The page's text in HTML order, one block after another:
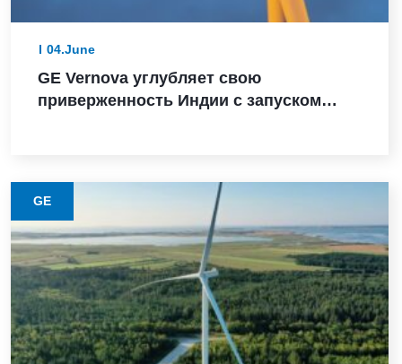
04.June
GE Vernova углубляет свою
приверженность Индии с запуском
GE